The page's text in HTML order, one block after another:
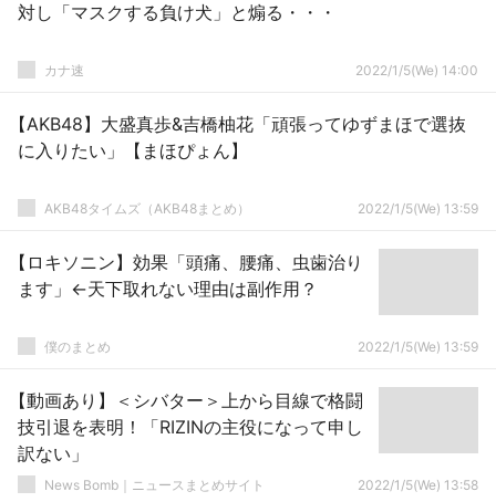
対し「マスクする負け犬」と煽る・・・
カナ速 2022/1/5(We) 14:00
【AKB48】大盛真歩&吉橋柚花「頑張ってゆずまほで選抜
に入りたい」【まほぴょん】
AKB48タイムズ（AKB48まとめ） 2022/1/5(We) 13:59
【ロキソニン】効果「頭痛、腰痛、虫歯治り
ます」←天下取れない理由は副作用？
僕のまとめ 2022/1/5(We) 13:59
【動画あり】＜シバター＞上から目線で格闘
技引退を表明！「RIZINの主役になって申し
訳ない」
News Bomb｜ニュースまとめサイト 2022/1/5(We) 13:58